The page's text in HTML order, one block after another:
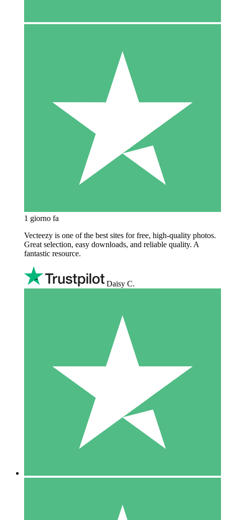
1 giorno fa
Vecteezy is one of the best sites for free, high‑quality photos.
Great selection, easy downloads, and reliable quality. A
fantastic resource.
Daisy C.